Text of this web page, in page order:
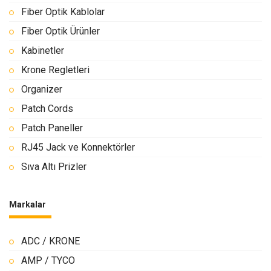
Fiber Optik Kablolar
Fiber Optik Ürünler
Kabinetler
Krone Regletleri
Organizer
Patch Cords
Patch Paneller
RJ45 Jack ve Konnektörler
Sıva Altı Prizler
Markalar
ADC / KRONE
AMP / TYCO